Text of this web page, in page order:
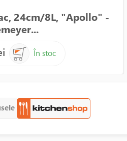
24cm/8L, "Apollo" -
În stoc